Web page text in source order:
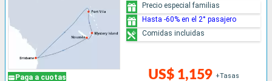
Paga a cuotas US$ 1,159 +Tasas
Precio especial familias
Hasta -60% en el 2° pasajero
Comidas incluidas